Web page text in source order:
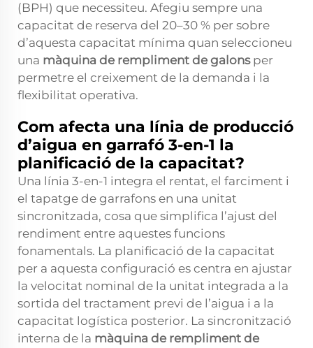
(BPH) que necessiteu. Afegiu sempre una
capacitat de reserva del 20–30 % per sobre
d’aquesta capacitat mínima quan seleccioneu
una màquina de rempliment de galons per
permetre el creixement de la demanda i la
flexibilitat operativa.
Com afecta una línia de producció
d’aigua en garrafó 3-en-1 la
planificació de la capacitat?
Una línia 3-en-1 integra el rentat, el farciment i
el tapatge de garrafons en una unitat
sincronitzada, cosa que simplifica l’ajust del
rendiment entre aquestes funcions
fonamentals. La planificació de la capacitat
per a aquesta configuració es centra en ajustar
la velocitat nominal de la unitat integrada a la
sortida del tractament previ de l’aigua i a la
capacitat logística posterior. La sincronització
interna de la màquina de rempliment de